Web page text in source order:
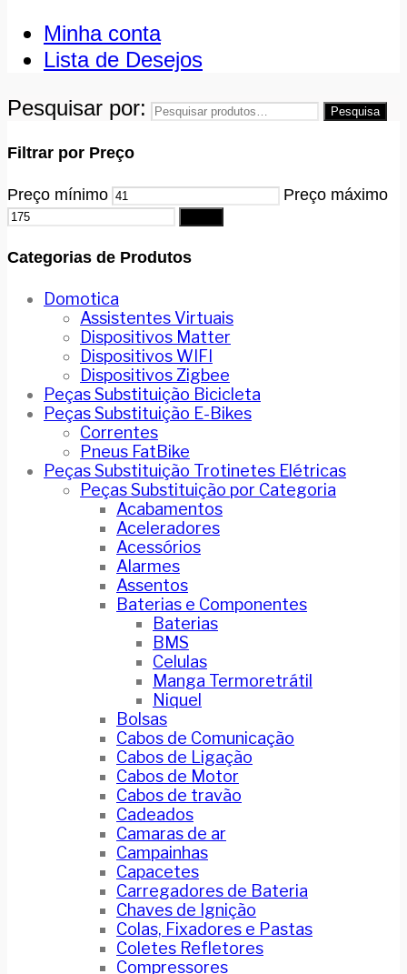
Minha conta
Lista de Desejos
Pesquisar por:
Pesquisa
Filtrar por Preço
Preço mínimo Preço máximo
Categorias de Produtos
Domotica
Assistentes Virtuais
Dispositivos Matter
Dispositivos WIFI
Dispositivos Zigbee
Peças Substituição Bicicleta
Peças Substituição E-Bikes
Correntes
Pneus FatBike
Peças Substituição Trotinetes Elétricas
Peças Substituição por Categoria
Acabamentos
Aceleradores
Acessórios
Alarmes
Assentos
Baterias e Componentes
Baterias
BMS
Celulas
Manga Termoretrátil
Niquel
Bolsas
Cabos de Comunicação
Cabos de Ligação
Cabos de Motor
Cabos de travão
Cadeados
Camaras de ar
Campainhas
Capacetes
Carregadores de Bateria
Chaves de Ignição
Colas, Fixadores e Pastas
Coletes Refletores
Compressores